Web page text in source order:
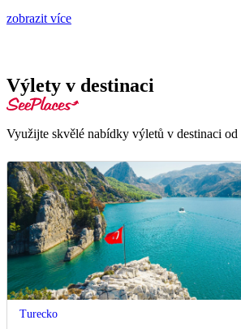
zobrazit více
Výlety v destinaci
Využijte skvělé nabídky výletů v destinaci od
Turecko